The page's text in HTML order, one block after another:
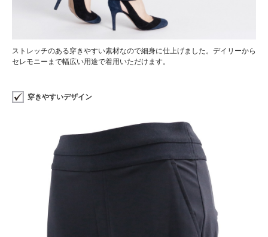
ストレッチのある穿きやすい素材なので細身に仕上げました。デイリーから
セレモニーまで幅広い用途で着用いただけます。
穿きやすいデザイン